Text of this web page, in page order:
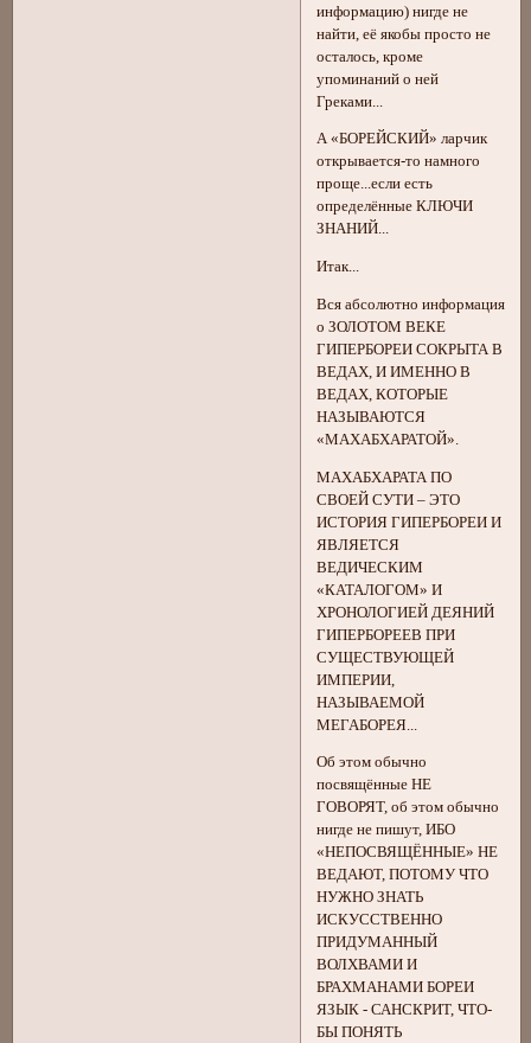
информацию) нигде не
найти, её якобы просто не
осталось, кроме
упоминаний о ней
Греками...
А «БОРЕЙСКИЙ» ларчик
открывается-то намного
проще...если есть
определённые КЛЮЧИ
ЗНАНИЙ...
Итак...
Вся абсолютно информация
о ЗОЛОТОМ ВЕКЕ
ГИПЕРБОРЕИ СОКРЫТА В
ВЕДАХ, И ИМЕННО В
ВЕДАХ, КОТОРЫЕ
НАЗЫВАЮТСЯ
«МАХАБХАРАТОЙ».
МАХАБХАРАТА ПО
СВОЕЙ СУТИ – ЭТО
ИСТОРИЯ ГИПЕРБОРЕИ И
ЯВЛЯЕТСЯ
ВЕДИЧЕСКИМ
«КАТАЛОГОМ» И
ХРОНОЛОГИЕЙ ДЕЯНИЙ
ГИПЕРБОРЕЕВ ПРИ
СУЩЕСТВУЮЩЕЙ
ИМПЕРИИ,
НАЗЫВАЕМОЙ
МЕГАБОРЕЯ...
Об этом обычно
посвящённые НЕ
ГОВОРЯТ, об этом обычно
нигде не пишут, ИБО
«НЕПОСВЯЩЁННЫЕ» НЕ
ВЕДАЮТ, ПОТОМУ ЧТО
НУЖНО ЗНАТЬ
ИСКУССТВЕННО
ПРИДУМАННЫЙ
ВОЛХВАМИ И
БРАХМАНАМИ БОРЕИ
ЯЗЫК - САНСКРИТ, ЧТО-
БЫ ПОНЯТЬ